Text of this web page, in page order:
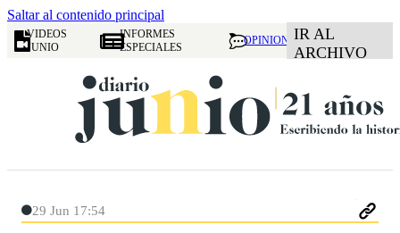
Saltar al contenido principal
VIDEOS
JUNIO
INFORMES
ESPECIALES
OPINION IR AL
ARCHIVO
29 Jun 17:54